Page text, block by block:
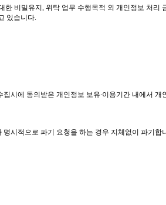
한 비밀유지 위탁 업무 수행목적 외 개인정보 처리
있습니다
시에 동의받은 개인정보 보유∙이용기간 내에서 개
명시적으로 파기 요청을 하는 경우 지체없이 파기합